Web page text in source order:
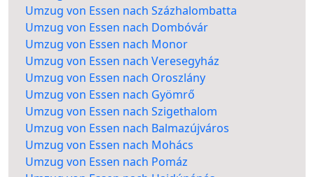
Umzug von Essen nach Százhalombatta
Umzug von Essen nach Dombóvár
Umzug von Essen nach Monor
Umzug von Essen nach Veresegyház
Umzug von Essen nach Oroszlány
Umzug von Essen nach Gyömrő
Umzug von Essen nach Szigethalom
Umzug von Essen nach Balmazújváros
Umzug von Essen nach Mohács
Umzug von Essen nach Pomáz